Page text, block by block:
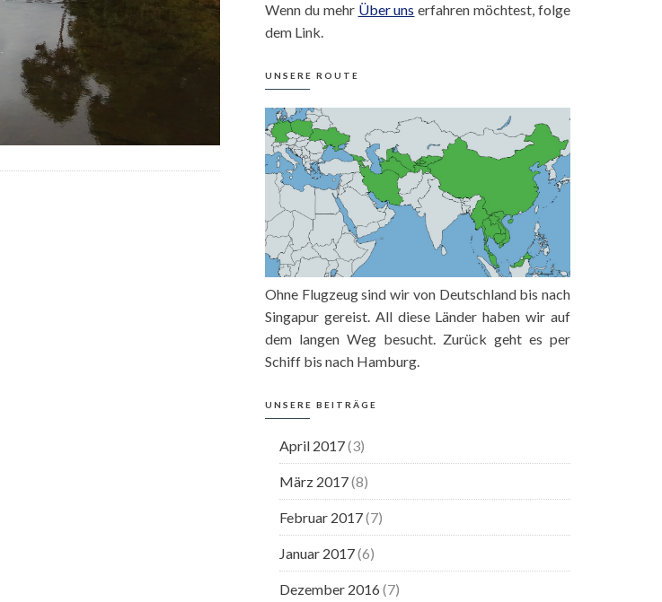
Wenn du mehr Über uns erfahren möchtest, folge
dem Link.
UNSERE ROUTE
Ohne Flugzeug sind wir von Deutschland bis nach
Singapur gereist. All diese Länder haben wir auf
dem langen Weg besucht. Zurück geht es per
Schiff bis nach Hamburg.
UNSERE BEITRÄGE
April 2017(3)
März 2017(8)
Februar 2017(7)
Januar 2017(6)
Dezember 2016 (7)